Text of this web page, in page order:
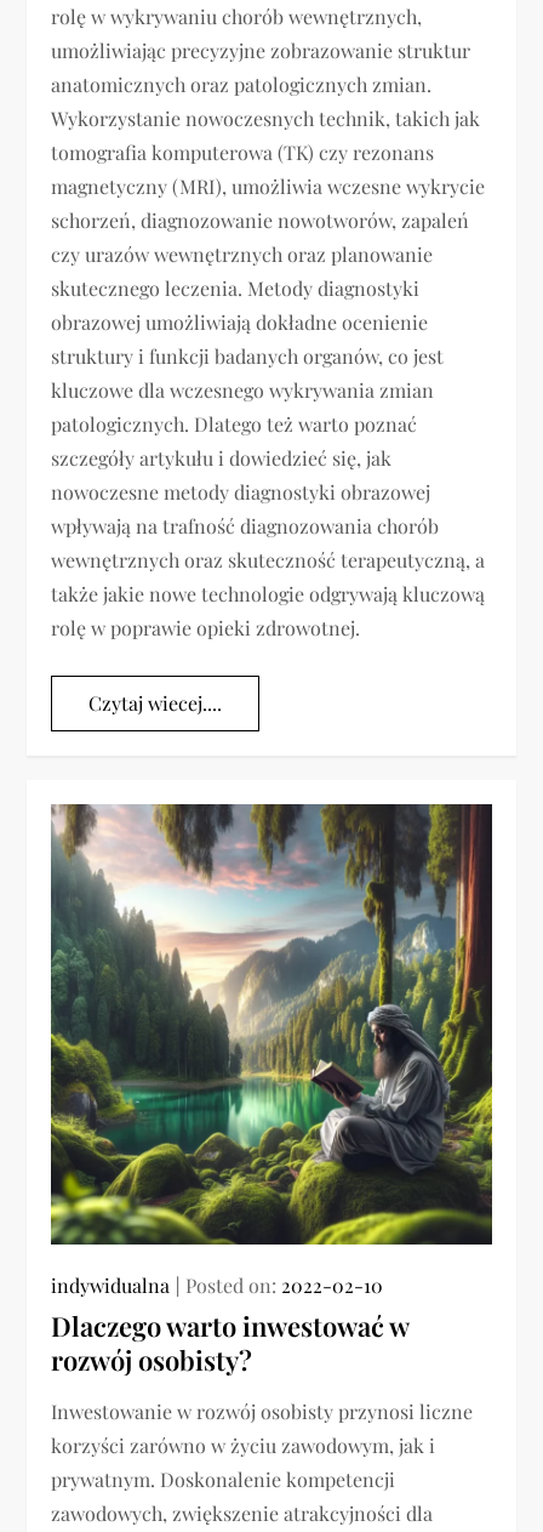
rolę w wykrywaniu chorób wewnętrznych,
umożliwiając precyzyjne zobrazowanie struktur
anatomicznych oraz patologicznych zmian.
Wykorzystanie nowoczesnych technik, takich jak
tomografia komputerowa (TK) czy rezonans
magnetyczny (MRI), umożliwia wczesne wykrycie
schorzeń, diagnozowanie nowotworów, zapaleń
czy urazów wewnętrznych oraz planowanie
skutecznego leczenia. Metody diagnostyki
obrazowej umożliwiają dokładne ocenienie
struktury i funkcji badanych organów, co jest
kluczowe dla wczesnego wykrywania zmian
patologicznych. Dlatego też warto poznać
szczegóły artykułu i dowiedzieć się, jak
nowoczesne metody diagnostyki obrazowej
wpływają na trafność diagnozowania chorób
wewnętrznych oraz skuteczność terapeutyczną, a
także jakie nowe technologie odgrywają kluczową
rolę w poprawie opieki zdrowotnej.
Czytaj wiecej....
indywidualna Posted on: 2022-02-10
Dlaczego warto inwestować w
rozwój osobisty?
Inwestowanie w rozwój osobisty przynosi liczne
korzyści zarówno w życiu zawodowym, jak i
prywatnym. Doskonalenie kompetencji
zawodowych, zwiększenie atrakcyjności dla